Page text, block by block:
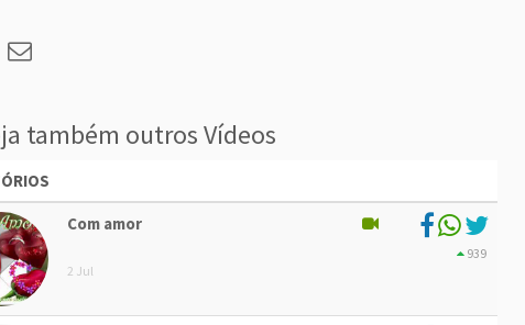
também outros Vídeos
Com amor
2 Jul
939